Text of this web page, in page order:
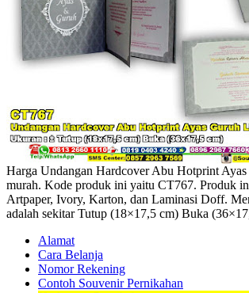
Harga Undangan Hardcover Abu Hotprint
murah. Kode produk ini yaitu CT767. Produk
Artpaper, Ivory, Karton, dan Laminasi Doff.
adalah sekitar Tutup (18×17,5 cm) Buka
Alamat
Cara Belanja
Nomor Rekening
Contoh Souvenir Pernikahan